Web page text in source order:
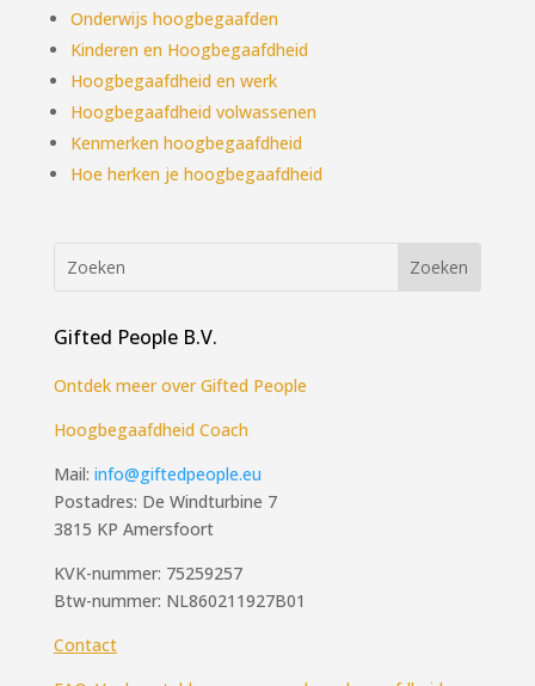
Onderwijs hoogbegaafden
Kinderen en Hoogbegaafdheid
Hoogbegaafdheid en werk
Hoogbegaafdheid volwassenen
Kenmerken hoogbegaafdheid
Hoe herken je hoogbegaafdheid
Gifted People B.V.
Ontdek meer over Gifted People
Hoogbegaafdheid Coach
Mail: info@giftedpeople.eu
Postadres: De Windturbine 7
3815 KP Amersfoort
KVK-nummer: 75259257
Btw-nummer: NL860211927B01
Contact